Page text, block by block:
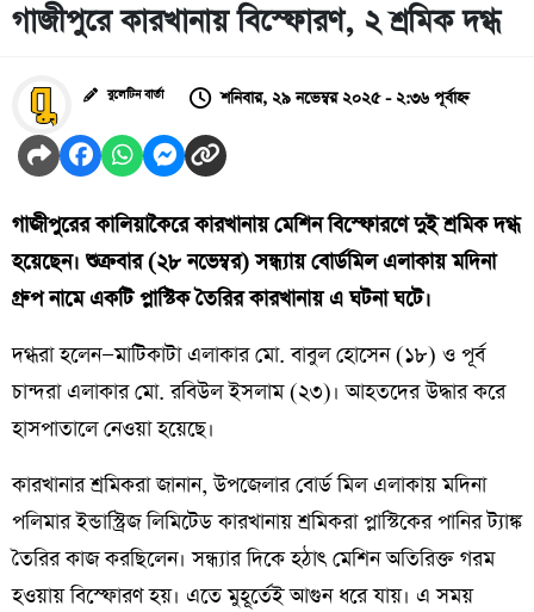
গাজীপুরে কারখানায় বিস্ফোরণ, ২ শ্রমিক দগ্ধ
বুলেটিন বার্তা শনিবার, ২৯ নভেম্বর ২০২৫ - ২:৩৬ পূর্বাহ্ন
গাজীপুরের কালিয়াকৈরে কারখানায় মেশিন বিস্ফোরণে দুই শ্রমিক দগ্ধ
হয়েছেন। শুক্রবার (২৮ নভেম্বর) সন্ধ্যায় বোর্ডমিল এলাকায় মদিনা
গ্রুপ নামে একটি প্লাস্টিক তৈরির কারখানায় এ ঘটনা ঘটে।
দগ্ধরা হলেন—মাটিকাটা এলাকার মো. বাবুল হোসেন (১৮) ও পূর্ব
চান্দরা এলাকার মো. রবিউল ইসলাম (২৩)। আহতদের উদ্ধার করে
হাসপাতালে নেওয়া হয়েছে।
কারখানার শ্রমিকরা জানান, উপজেলার বোর্ড মিল এলাকায় মদিনা
পলিমার ইন্ডাস্ট্রিজ লিমিটেড কারখানায় শ্রমিকরা প্লাস্টিকের পানির ট্যাঙ্ক
তৈরির কাজ করছিলেন। সন্ধ্যার দিকে হঠাৎ মেশিন অতিরিক্ত গরম
হওয়ায় বিস্ফোরণ হয়। এতে মুহূর্তেই আগুন ধরে যায়। এ সময়